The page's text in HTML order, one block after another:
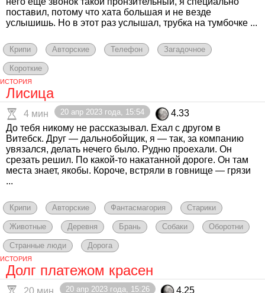
поставил, потому что хата большая и не везде
услышишь. Но в этот раз услышал, трубка на тумбочке ...
Крипи Авторские Телефон Загадочное
Короткие
ИСТОРИЯ
Лисица
4 мин 20 апр 2023 года, 15:54
4.33
До тебя никому не рассказывал. Ехал с другом в
Витебск. Друг — дальнобойщик, я — так, за компанию
увязался, делать нечего было. Рудню проехали. Он
срезать решил. По какой-то накатанной дороге. Он там
места знает, якобы. Короче, встряли в говнище — грязи
...
Крипи Авторские Фантасмагория Старики
Животные Деревня Брань Собаки Оборотни
Странные люди Дорога
ИСТОРИЯ
Долг платежом красен
20 мин 20 апр 2023 года, 15:26
4.25